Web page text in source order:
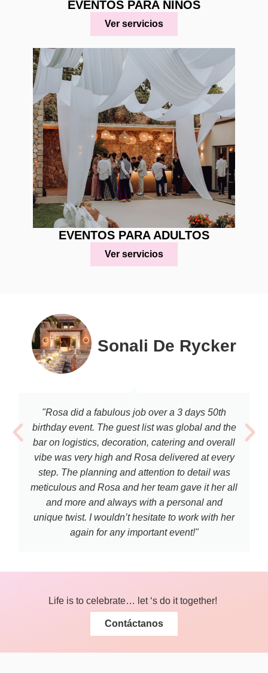
EVENTOS PARA NIÑOS
Ver servicios
EVENTOS PARA ADULTOS
Ver servicios
"Rosa did a fabulous job over a 3 days 50th
birthday event. The guest list was global and the
bar on logistics, decoration, catering and overall
vibe was very high and Rosa delivered at every
step. The planning and attention to detail was
meticulous and Rosa and her team gave it her all
and more and always with a personal and
unique twist. I wouldn’t hesitate to work with her
again for any important event!"
Sonali De Rycker
Life is to celebrate… let ‘s do it together!
Contáctanos